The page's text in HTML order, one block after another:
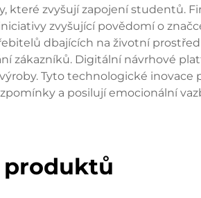
které zvyšují zapojení studentů.
zvyšující povědomí o
dbajících na životní
zákazníků. Digitální návrhové
Tyto technologické
a posilují emocionální
produktů